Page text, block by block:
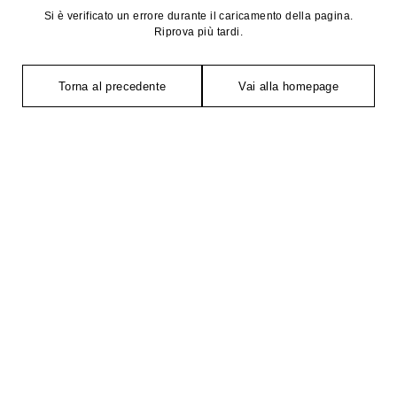
Si è verificato un errore durante il caricamento della pagina.
Riprova più tardi.
Torna al precedente Vai alla homepage